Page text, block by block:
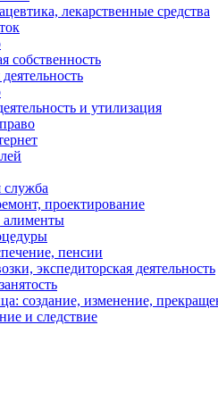
лекарственные средства
собственность
и утилизация
проектирование
алименты
пенсии
экспедиторская деятельность
создание, изменение,
и следствие